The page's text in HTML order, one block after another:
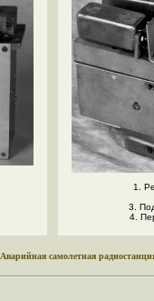
1.
3.
4.
Аварийная самолетная